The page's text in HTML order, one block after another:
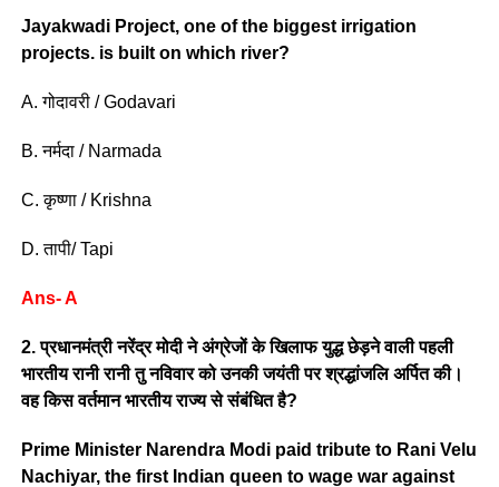
Jayakwadi Project, one of the biggest irrigation
projects. is built on which river?
A. गोदावरी / Godavari
B. नर्मदा / Narmada
C. कृष्णा / Krishna
D. तापी/ Tapi
Ans- A
2. प्रधानमंत्री नरेंद्र मोदी ने अंग्रेजों के खिलाफ युद्ध छेड़ने वाली पहली
भारतीय रानी रानी तु नविवार को उनकी जयंती पर श्रद्धांजलि अर्पित की।
वह किस वर्तमान भारतीय राज्य से संबंधित है?
Prime Minister Narendra Modi paid tribute to Rani Velu
Nachiyar, the first Indian queen to wage war against